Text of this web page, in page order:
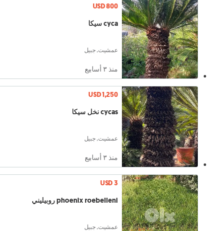
USD 800
cyca سيكا
عمشيت, جبيل
منذ ٣ أسابيع
USD 1,250
cycas نخل سيكا
عمشيت, جبيل
منذ ٣ أسابيع
USD 3
phoenix roebelleni روبيليني
عمشيت, جبيل